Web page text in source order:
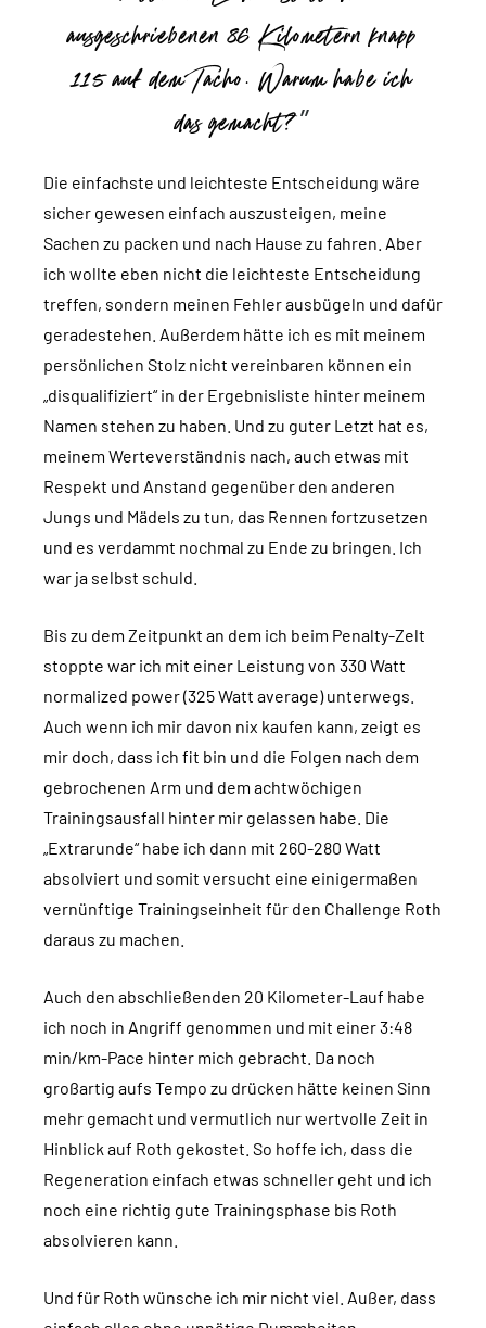
ausgeschriebenen 86 Kilometern knapp
115 auf dem Tacho. Warum habe ich
das gemacht?
Die einfachste und leichteste Entscheidung wäre
sicher gewesen einfach auszusteigen, meine
Sachen zu packen und nach Hause zu fahren. Aber
ich wollte eben nicht die leichteste Entscheidung
treffen, sondern meinen Fehler ausbügeln und dafür
geradestehen. Außerdem hätte ich es mit meinem
persönlichen Stolz nicht vereinbaren können ein
„disqualifiziert“ in der Ergebnisliste hinter meinem
Namen stehen zu haben. Und zu guter Letzt hat es,
meinem Werteverständnis nach, auch etwas mit
Respekt und Anstand gegenüber den anderen
Jungs und Mädels zu tun, das Rennen fortzusetzen
und es verdammt nochmal zu Ende zu bringen. Ich
war ja selbst schuld.
Bis zu dem Zeitpunkt an dem ich beim Penalty-Zelt
stoppte war ich mit einer Leistung von 330 Watt
normalized power (325 Watt average) unterwegs.
Auch wenn ich mir davon nix kaufen kann, zeigt es
mir doch, dass ich fit bin und die Folgen nach dem
gebrochenen Arm und dem achtwöchigen
Trainingsausfall hinter mir gelassen habe. Die
„Extrarunde“ habe ich dann mit 260-280 Watt
absolviert und somit versucht eine einigermaßen
vernünftige Trainingseinheit für den Challenge Roth
daraus zu machen.
Auch den abschließenden 20 Kilometer-Lauf habe
ich noch in Angriff genommen und mit einer 3:48
min/km-Pace hinter mich gebracht. Da noch
großartig aufs Tempo zu drücken hätte keinen Sinn
mehr gemacht und vermutlich nur wertvolle Zeit in
Hinblick auf Roth gekostet. So hoffe ich, dass die
Regeneration einfach etwas schneller geht und ich
noch eine richtig gute Trainingsphase bis Roth
absolvieren kann.
Und für Roth wünsche ich mir nicht viel. Außer, dass